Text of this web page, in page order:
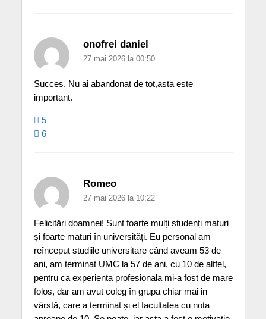
onofrei daniel
27 mai 2026 la 00:50
Succes. Nu ai abandonat de tot,asta este
important.
5
6
Romeo
27 mai 2026 la 10:22
Felicitări doamnei! Sunt foarte mulți studenți maturi
și foarte maturi în universități. Eu personal am
reînceput studiile universitare când aveam 53 de
ani, am terminat UMC la 57 de ani, cu 10 de altfel,
pentru ca experienta profesionala mi-a fost de mare
folos, dar am avut coleg în grupa chiar mai in
vârstă, care a terminat și el facultatea cu nota